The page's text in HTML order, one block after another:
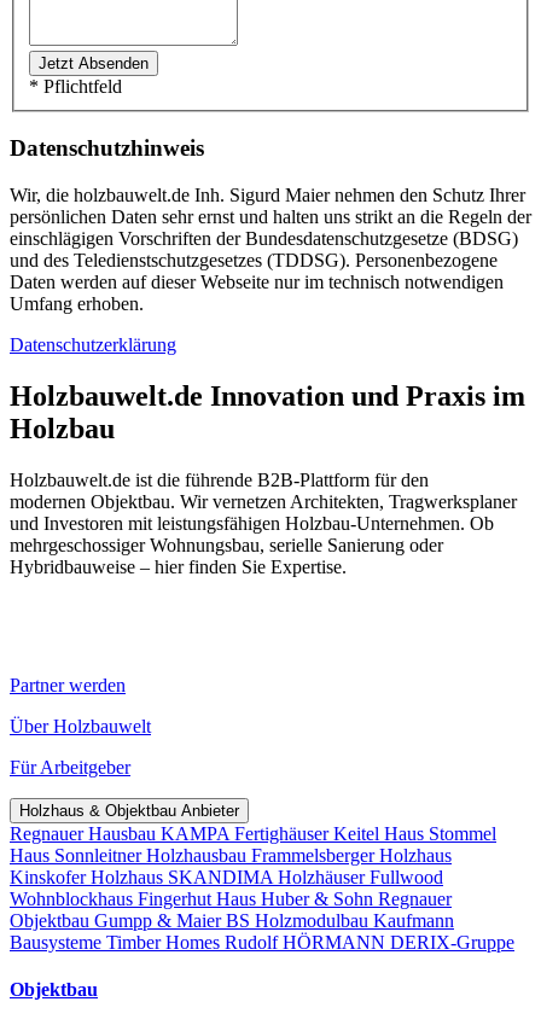
* Pflichtfeld
Datenschutzhinweis
Wir, die holzbauwelt.de Inh. Sigurd Maier nehmen den Schutz Ihrer
persönlichen Daten sehr ernst und halten uns strikt an die Regeln der
einschlägigen Vorschriften der Bundesdatenschutzgesetze (BDSG)
und des Teledienstschutzgesetzes (TDDSG). Personenbezogene
Daten werden auf dieser Webseite nur im technisch notwendigen
Umfang erhoben.
Datenschutzerklärung
Holzbauwelt.de Innovation und Praxis im
Holzbau
Holzbauwelt.de ist die führende B2B-Plattform für den
modernen Objektbau. Wir vernetzen Architekten, Tragwerksplaner
und Investoren mit leistungsfähigen Holzbau-Unternehmen. Ob
mehrgeschossiger Wohnungsbau, serielle Sanierung oder
Hybridbauweise – hier finden Sie Expertise.
Partner werden
Über Holzbauwelt
Für Arbeitgeber
Holzhaus & Objektbau Anbieter
Regnauer Hausbau KAMPA FertighäuserKeitel Haus Stommel
Haus Sonnleitner Holzhausbau Frammelsberger Holzhaus
Kinskofer Holzhaus SKANDIMA HolzhäuserFullwood
Wohnblockhaus Fingerhut Haus Huber & Sohn Regnauer
Objektbau Gumpp & MaierBS Holzmodulbau Kaufmann
Bausysteme Timber Homes Rudolf HÖRMANN DERIX-Gruppe
Objektbau